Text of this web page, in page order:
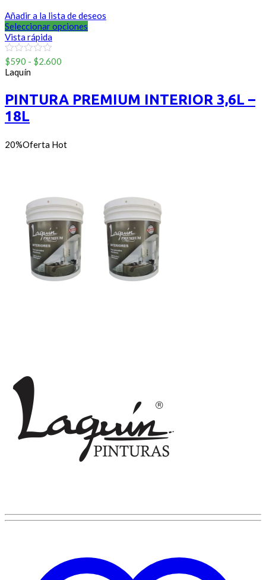
Añadir a la lista de deseos
Seleccionar opciones
Vista rápida
0
out
of
$590 - $2.600
desde
$590
Laquín
PINTURA PREMIUM INTERIOR 3,6L –
18L
20%Oferta Hot